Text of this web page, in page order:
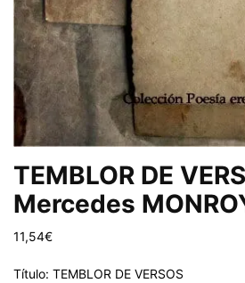
TEMBLOR DE
Mercedes
11,54€
Título: TEMBLOR DE VERSOS